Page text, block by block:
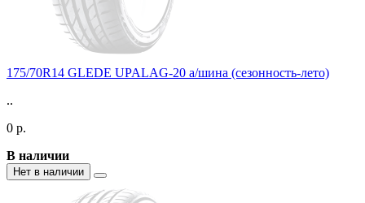
175/70R14 GLEDE UPALAG-20 а/шина (сезонность-лето)
..
0 р.
В наличии
Нет в наличии